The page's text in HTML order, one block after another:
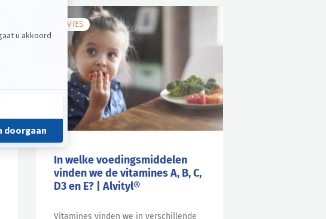
ADVIES
In welke voedingsmiddelen
vinden we de vitamines A, B, C,
D3 en E? | Alvityl®
Vitamines vinden we in verschillende